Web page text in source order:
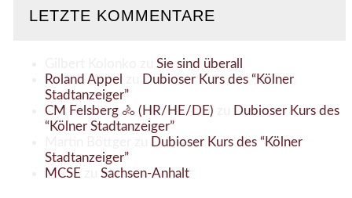
LETZTE KOMMENTARE
Sie sind überall
Roland Appel
Dubioser Kurs des “Kölner
Stadtanzeiger”
CM Felsberg 🚴 (HR/HE/DE)
Dubioser Kurs des
“Kölner Stadtanzeiger”
Dubioser Kurs des “Kölner
Stadtanzeiger”
MCSE
Sachsen-Anhalt